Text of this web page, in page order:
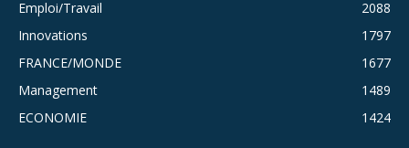
Emploi/Travail
2088
Innovations
1797
FRANCE/MONDE
1677
Management
1489
ECONOMIE
1424